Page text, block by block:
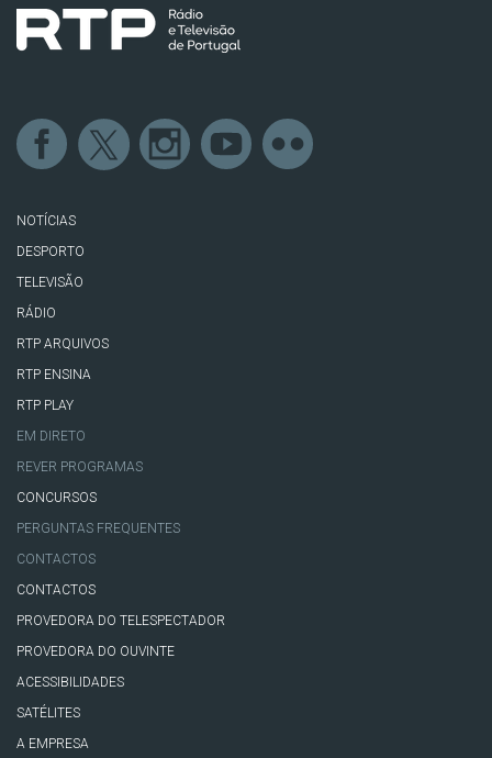
NOTÍCIAS
DESPORTO
TELEVISÃO
RÁDIO
RTP ARQUIVOS
RTP ENSINA
RTP PLAY
EM DIRETO
REVER PROGRAMAS
CONCURSOS
PERGUNTAS FREQUENTES
CONTACTOS
CONTACTOS
PROVEDORA DO TELESPECTADOR
PROVEDORA DO OUVINTE
ACESSIBILIDADES
SATÉLITES
A EMPRESA